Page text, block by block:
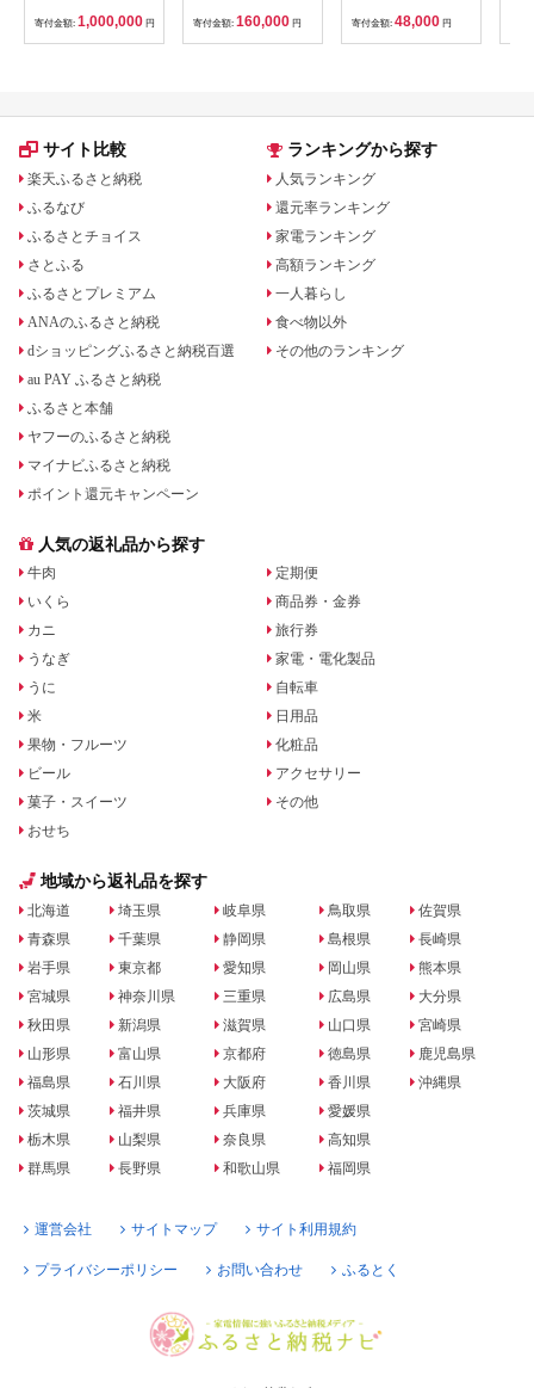
寄付金額: 1,000,000 円 寄付金額: 160,000 円 寄付金額: 48,000 円
サイト比較
楽天ふるさと納税
ふるなび
ふるさとチョイス
さとふる
ふるさとプレミアム
ANAのふるさと納税
dショッピングふるさと納税百選
au PAY ふるさと納税
ふるさと本舗
ヤフーのふるさと納税
マイナビふるさと納税
ポイント還元キャンペーン
ランキングから探す
人気ランキング
還元率ランキング
家電ランキング
高額ランキング
一人暮らし
食べ物以外
その他のランキング
人気の返礼品から探す
牛肉
いくら
カニ
うなぎ
うに
米
果物・フルーツ
ビール
菓子・スイーツ
おせち
定期便
商品券・金券
旅行券
家電・電化製品
自転車
日用品
化粧品
アクセサリー
その他
地域から返礼品を探す
北海道
青森県
岩手県
宮城県
秋田県
山形県
福島県
茨城県
栃木県
群馬県
埼玉県
千葉県
東京都
神奈川県
新潟県
富山県
石川県
福井県
山梨県
長野県
岐阜県
静岡県
愛知県
三重県
滋賀県
京都府
大阪府
兵庫県
奈良県
和歌山県
鳥取県
島根県
岡山県
広島県
山口県
徳島県
香川県
愛媛県
高知県
福岡県
佐賀県
長崎県
熊本県
大分県
宮崎県
鹿児島県
沖縄県
運営会社 サイトマップ サイト利用規約
プライバシーポリシー お問い合わせ ふるとく